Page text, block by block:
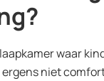
waar
niet